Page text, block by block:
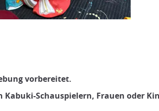
vorbereitet.
Schauspielern, Frauen oder